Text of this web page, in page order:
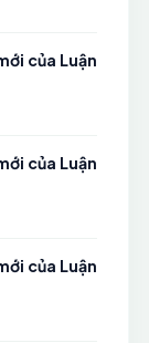
của Luận
của Luận
của Luận